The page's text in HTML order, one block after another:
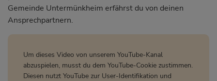
Gemeinde Untermünkheim erfährst du von deinen
Ansprechpartnern.
Um dieses Video von unserem YouTube-Kanal
abzuspielen, musst du dem YouTube-Cookie zustimmen.
Diesen nutzt YouTube zur User-Identifikation und